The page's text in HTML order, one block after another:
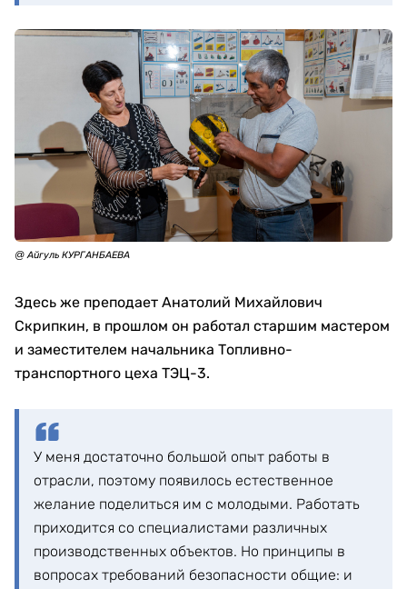
@ Айгуль КУРГАНБАЕВА
Здесь же преподает Анатолий Михайлович
Скрипкин, в прошлом он работал старшим мастером
и заместителем начальника Топливно-
транспортного цеха ТЭЦ-3.
У меня достаточно большой опыт работы в
отрасли, поэтому появилось естественное
желание поделиться им с молодыми. Работать
приходится со специалистами различных
производственных объектов. Но принципы в
вопросах требований безопасности общие: и